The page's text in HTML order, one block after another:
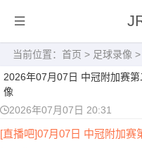
当前位置： 首页 > 足球录像
2026年07月07日 中冠附加赛
像
2026年07月07日 20:31
[直播吧]07月07日 中冠附加